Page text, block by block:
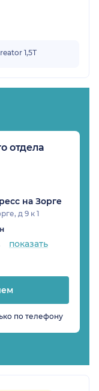
1,5Т
отдела
на Зорге
д 9 к 1
показать
по телефону